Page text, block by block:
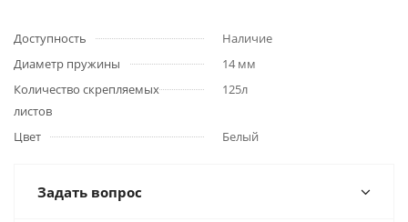
Доступность
Наличие
Диаметр пружины
14 мм
Количество скрепляемых
листов
125л
Цвет Белый
Задать вопрос